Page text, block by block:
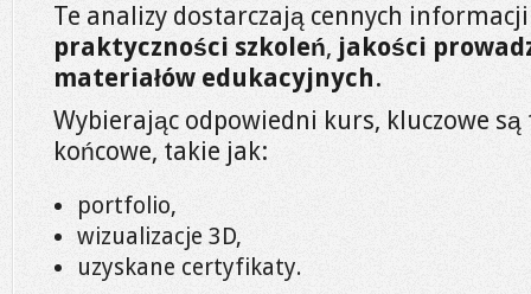
Te analizy dostarczają cennych informacji
praktyczności szkoleń, jakości
materiałów edukacyjnych.
Wybierając odpowiedni kurs, kluczowe
końcowe, takie jak:
portfolio,
wizualizacje 3D,
uzyskane certyfikaty.